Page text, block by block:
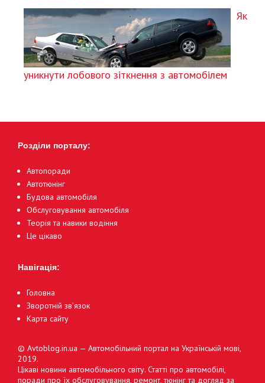
Як
уникнути лобового зіткнення з автомобілем
Розділи порталу:
Автопоради
Автотюнінг
Будова автомобіля
Обслуговування автомобіля
Теорія та навики водіння
Це цікаво
Навігація:
Головна
Зворотній зв’язок
Карта сайту
© Avtoblog.in.ua — Автомобільний портал на Українській мові,
2019.
Цікаві новини автомобільного світу. Статті про автомобілі,
поради про їх обслуговування, ремонт, тюнінг та догляд за